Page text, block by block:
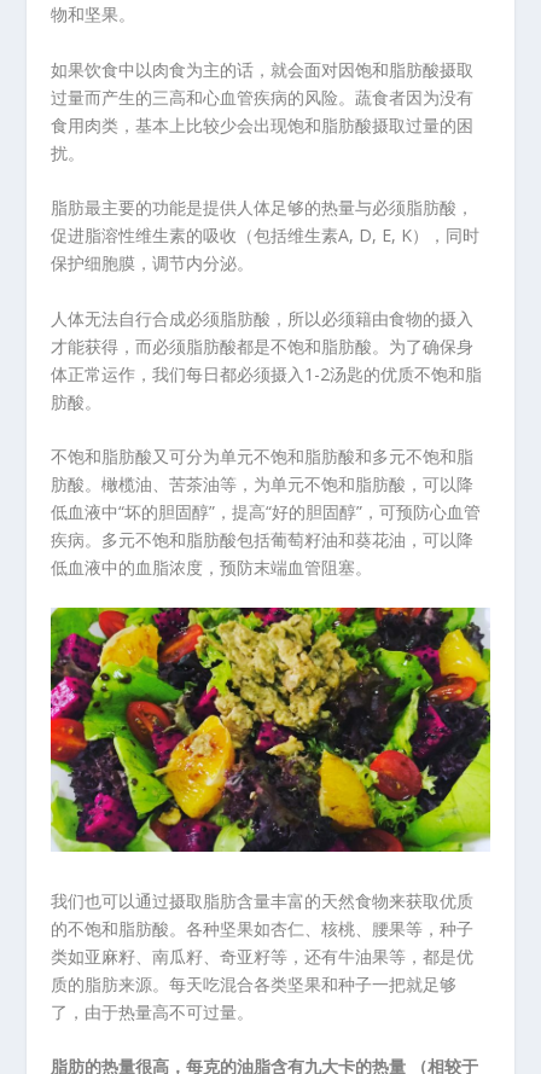
物和坚果。
如果饮食中以肉食为主的话，就会面对因饱和脂肪酸摄取
过量而产生的三高和心血管疾病的风险。蔬食者因为没有
食用肉类，基本上比较少会出现饱和脂肪酸摄取过量的困
扰。
脂肪最主要的功能是提供人体足够的热量与必须脂肪酸，
促进脂溶性维生素的吸收（包括维生素A, D, E, K），同时
保护细胞膜，调节内分泌。
人体无法自行合成必须脂肪酸，所以必须籍由食物的摄入
才能获得，而必须脂肪酸都是不饱和脂肪酸。为了确保身
体正常运作，我们每日都必须摄入1-2汤匙的优质不饱和脂
肪酸。
不饱和脂肪酸又可分为单元不饱和脂肪酸和多元不饱和脂
肪酸。橄榄油、苦茶油等，为单元不饱和脂肪酸，可以降
低血液中“坏的胆固醇”，提高“好的胆固醇”，可预防心血管
疾病。多元不饱和脂肪酸包括葡萄籽油和葵花油，可以降
低血液中的血脂浓度，预防末端血管阻塞。
我们也可以通过摄取脂肪含量丰富的天然食物来获取优质
的不饱和脂肪酸。各种坚果如杏仁、核桃、腰果等，种子
类如亚麻籽、南瓜籽、奇亚籽等，还有牛油果等，都是优
质的脂肪来源。每天吃混合各类坚果和种子一把就足够
了，由于热量高不可过量。
脂肪的热量很高，每克的油脂含有九大卡的热量 （相较于